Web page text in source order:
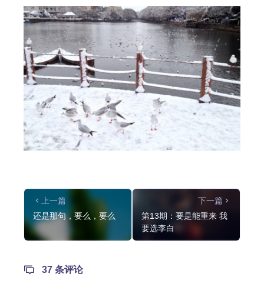
上一篇
还是那句，要么，要么
下一篇
第13期：要是能重来 我
要选李白
37 条评论